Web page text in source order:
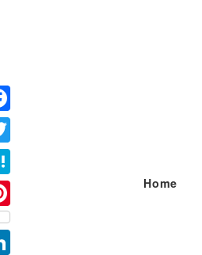
コ
ン
テ
ン
ツ
へ
移
動
Home